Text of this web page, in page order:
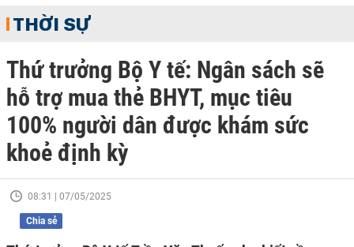
THỜI SỰ
Thứ trưởng Bộ Y tế: Ngân sách sẽ
hỗ trợ mua thẻ BHYT, mục tiêu
100% người dân được khám sức
khoẻ định kỳ
08:31 | 07/05/2025
Chia sẻ